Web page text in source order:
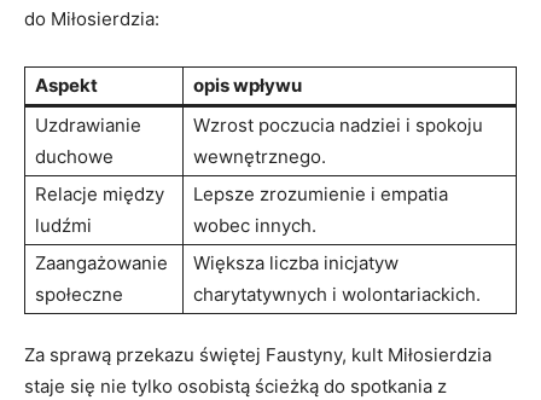
do Miłosierdzia:
Aspekt
opis wpływu
Uzdrawianie‍
duchowe
Wzrost poczucia nadziei i spokoju
wewnętrznego.
Relacje między
ludźmi
Lepsze zrozumienie i ⁤empatia
wobec innych.
Zaangażowanie
społeczne
Większa ⁣liczba inicjatyw
charytatywnych i wolontariackich.
Za sprawą przekazu świętej Faustyny, kult Miłosierdzia
staje się nie tylko osobistą ścieżką do spotkania​ z